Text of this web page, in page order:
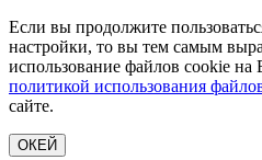
Если вы продолжите
настройки, то вы тем самым
использование файлов cookie на
политикой использования
сайте.
ОКЕЙ